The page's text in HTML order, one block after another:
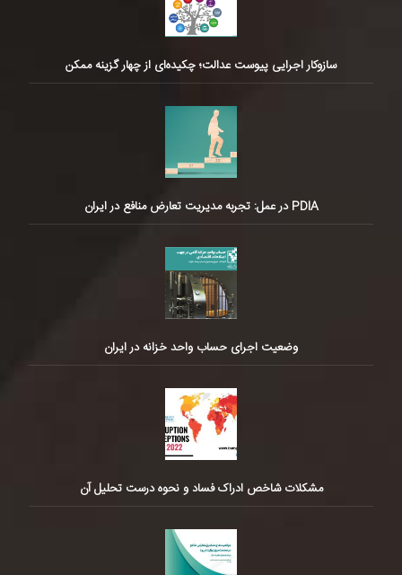
سازوکار اجرایی پیوست عدالت؛ چکیده‌ای از چهار گزینه ممکن
PDIA در عمل: تجربه مدیریت تعارض منافع در ایران
وضعیت اجرای حساب واحد خزانه در ایران
مشکلات شاخص ادراک فساد و نحوه درست تحلیل آن